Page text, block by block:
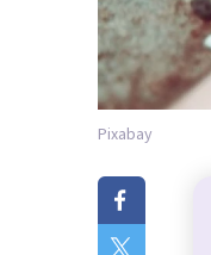
Pixabay